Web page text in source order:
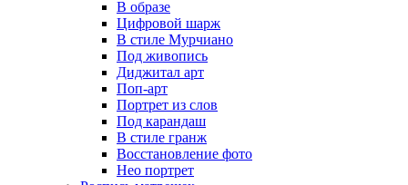
В образе
Цифровой шарж
В стиле Мурчиано
Под живопись
Диджитал арт
Поп-арт
Портрет из слов
Под карандаш
В стиле гранж
Восстановление фото
Нео портрет